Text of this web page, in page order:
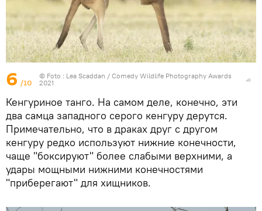
6 /10
© Foto : Lea Scaddan / Comedy Wildlife Photography Awards
2021
Кенгуриное танго. На самом деле, конечно, эти
два самца западного серого кенгуру дерутся.
Примечательно, что в драках друг с другом
кенгуру редко используют нижние конечности,
чаще "боксируют" более слабыми верхними, а
удары мощными нижними конечностями
"приберегают" для хищников.